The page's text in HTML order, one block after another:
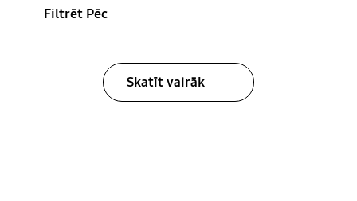
Filtrēt Pēc
Skatīt vairāk